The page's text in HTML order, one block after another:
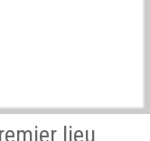
lieu